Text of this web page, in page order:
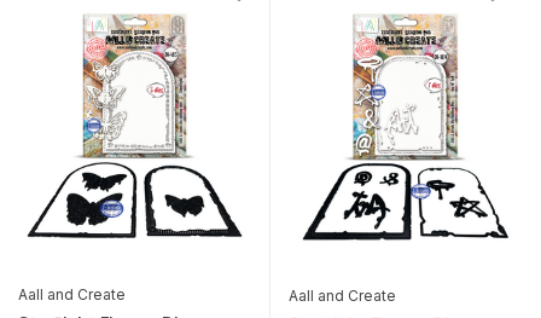
Aall and Create Aall and Create